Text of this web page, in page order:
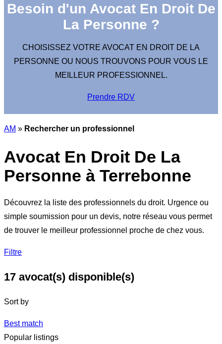
Besoin d'un Avocat En Droit De
La Personne ?
CHOISISSEZ VOTRE AVOCAT EN DROIT DE LA
PERSONNE OU NOUS TROUVONS POUR VOUS LE
MEILLEUR PROFESSIONNEL.
Prendre RDV
AM » Rechercher un professionnel
Avocat En Droit De La
Personne à Terrebonne
Découvrez la liste des professionnels du droit. Urgence ou
simple soumission pour un devis, notre réseau vous permet
de trouver le meilleur professionnel proche de chez vous.
Filtre
17 avocat(s) disponible(s)
Sort by
Best match
Popular listings